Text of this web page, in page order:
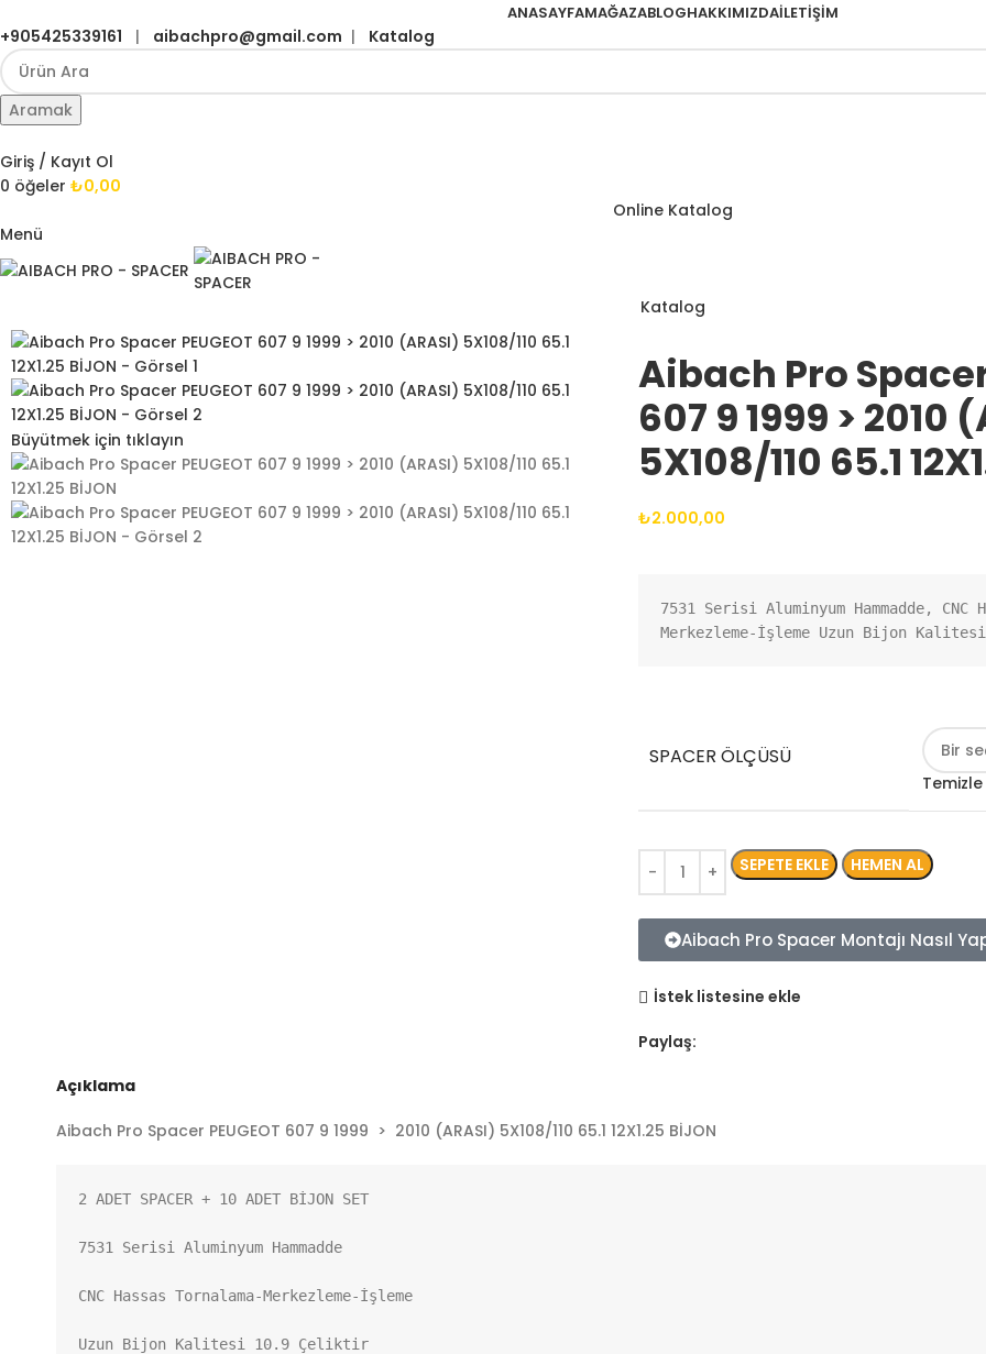
ANASAYFAMAĞAZABLOGHAKKIMIZDAİLETIŞIM
+905425339161 | aibachpro@gmail.com | Katalog
Aramak
Giriş / Kayıt Ol
0 öğeler ₺0,00
Online Katalog
Menü
Katalog
Büyütmek için tıklayın
Aibach Pro Spacer
607 9 1999 > 2010
5X108/110 65.1
₺2.000,00
7531 Serisi Aluminyum Hammadde, CNC
Merkezleme-İşleme Uzun Bijon
SPACER ÖLÇÜSÜ
Temizle
SEPETE EKLE HEMEN AL
Aibach Pro Spacer Montajı Nasıl
İstek listesine ekle
Paylaş:
Açıklama
Aibach Pro Spacer PEUGEOT 607 9 1999 > 2010 (ARASI) 5X108/110 65.1 12X1.25 BİJON
2 ADET SPACER + 10 ADET BİJON SET
7531 Serisi Aluminyum Hammadde
CNC Hassas Tornalama-Merkezleme-İşleme
Uzun Bijon Kalitesi 10.9 Çeliktir